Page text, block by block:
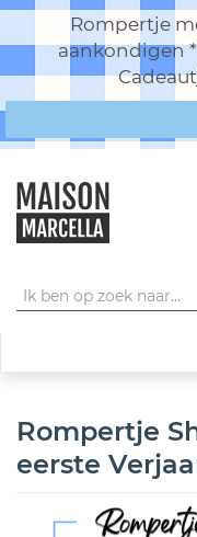
Rompertje
aankondigen
Rompertje
eerste